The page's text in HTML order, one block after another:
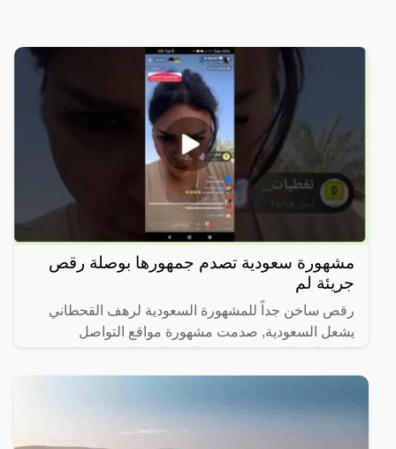
مشهورة سعودية تصدم جمهورها بوصلة رقص
جريئة لم
رقص ساخن جداً للمشهورة السعودية لرهف القحطاني
يشعل السعودية, صدمت مشهورة مواقع التواصل
رقصها والميكاج الذي